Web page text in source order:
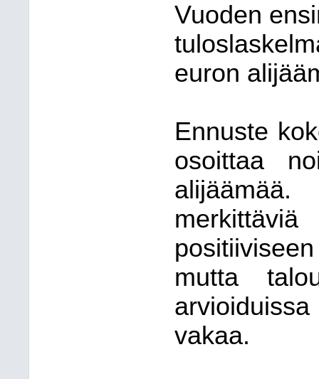
Vuoden
euron
Ennuste
osoittaa
mutta
vakaa.